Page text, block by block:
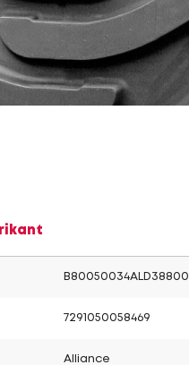
B80050034ALD38800
7291050058469
Alliance